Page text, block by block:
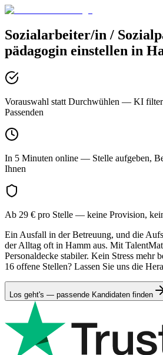
Sozialarbeiter/in /
pädagogin einstellen in
Vorauswahl statt Durchwühlen — KI
Passenden
In 5 Minuten online — Stelle aufgeben,
Ihnen
Ab 29 € pro Stelle — keine Provision,
Ein Ausfall in der Betreuung, und die
der Alltag oft in Hamm aus. Mit
Personaldecke stabiler. Kein Stress mehr
16 offene Stellen? Lassen Sie uns die
Los geht's — passende Kandidaten finden